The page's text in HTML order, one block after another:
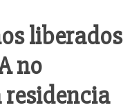
liberados
no